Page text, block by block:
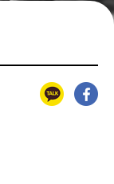
카카오톡 페이스북